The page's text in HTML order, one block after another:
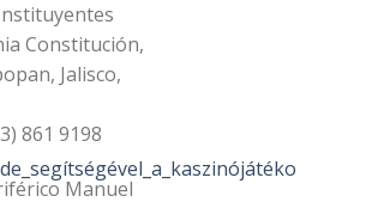
Constitución,
Jalisco,
861 9198
Manuel